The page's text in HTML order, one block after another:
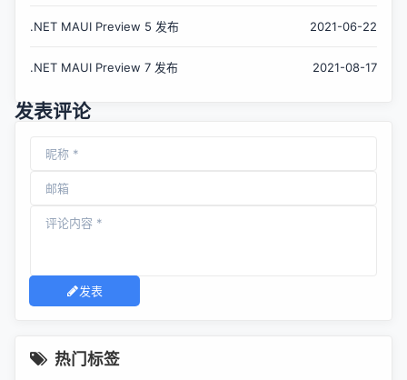
.NET MAUI Preview 5 发布 2021-06-22
.NET MAUI Preview 7 发布 2021-08-17
发表评论
发表
热门标签